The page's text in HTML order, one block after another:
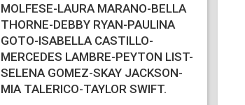
MOLFESE-LAURA MARANO-BELLA
THORNE-DEBBY RYAN-PAULINA
GOTO-ISABELLA CASTILLO-
MERCEDES LAMBRE-PEYTON LIST-
SELENA GOMEZ-SKAY JACKSON-
MIA TALERICO-TAYLOR SWIFT.